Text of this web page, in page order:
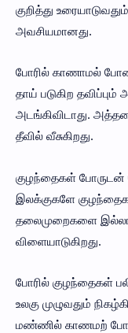
குறித்து
அவசியமானது.
போரில் காணாமல்
தாய் படுகிற
அடங்கிவிடாது.
தீவில் வீசுகிறது.
குழந்தைகள்
இலக்குகளே
தலைமுறைகளை
விளையாடுகிறது.
போரில் குழந்தைகள்
உலகு முழுவதும்
மண்ணில் காணமற்